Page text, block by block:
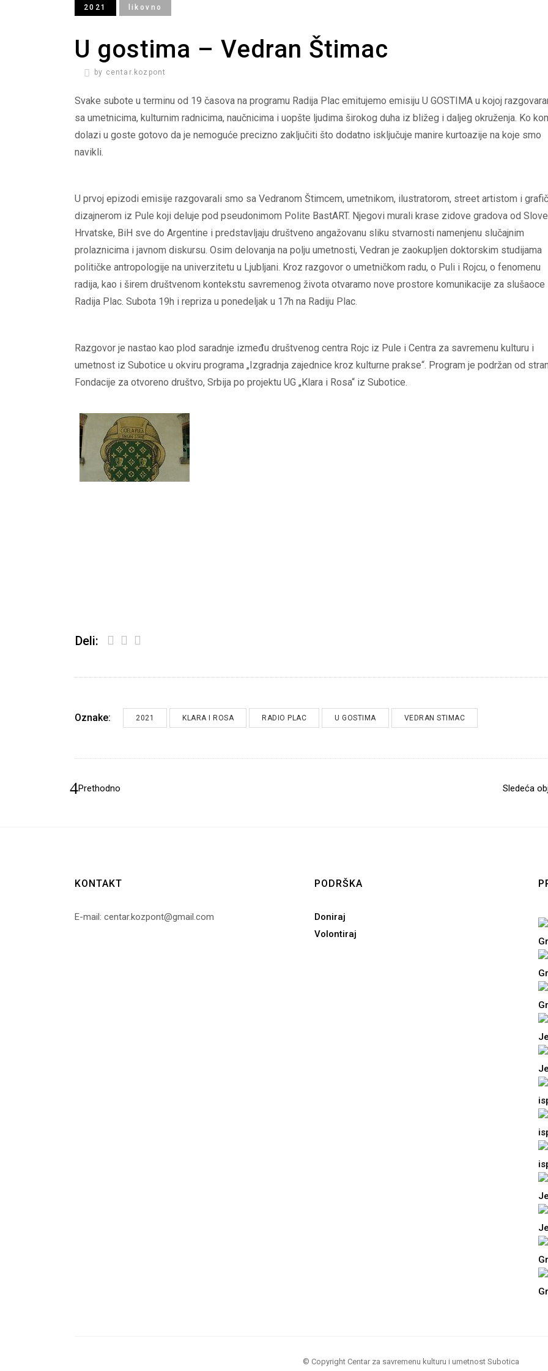
2021 likovno
U gostima – Vedran Štimac
by centar.kozpont
Svake subote u terminu od 19 časova na programu Radija Plac emitujemo emisiju U GOSTIMA u kojoj
sa umetnicima, kulturnim radnicima, naučnicima i uopšte ljudima širokog duha iz bližeg i daljeg okruženja. Ko
dolazi u goste gotovo da je nemoguće precizno zaključiti što dodatno isključuje manire kurtoazije na koje smo
navikli.
U prvoj epizodi emisije razgovarali smo sa Vedranom Štimcem, umetnikom, ilustratorom, street artistom i
dizajnerom iz Pule koji deluje pod pseudonimom Polite BastART. Njegovi murali krase zidove gradova od
Hrvatske, BiH sve do Argentine i predstavljaju društveno angažovanu sliku stvarnosti namenjenu slučajnim
prolaznicima i javnom diskursu. Osim delovanja na polju umetnosti, Vedran je zaokupljen doktorskim studijama
političke antropologije na univerzitetu u Ljubljani. Kroz razgovor o umetničkom radu, o Puli i Rojcu, o fenomenu
radija, kao i širem društvenom kontekstu savremenog života otvaramo nove prostore komunikacije za slušaoce
Radija Plac. Subota 19h i repriza u ponedeljak u 17h na Radiju Plac.
Razgovor je nastao kao plod saradnje između društvenog centra Rojc iz Pule i Centra za savremenu kulturu i
umetnost iz Subotice u okviru programa „Izgradnja zajednice kroz kulturne prakse“. Program je podržan od
Fondacije za otvoreno društvo, Srbija po projektu UG „Klara i Rosa“ iz Subotice.
Deli:
Oznake: 2021 KLARA I ROSA RADIO PLAC U GOSTIMA VEDRAN STIMAC
Prethodno Sledeća
KONTAKT
E-mail: centar.kozpont@gmail.com
PODRŠKA
Doniraj
Volontiraj
© Copyright Centar za savremenu kulturu i umetnost Subotica